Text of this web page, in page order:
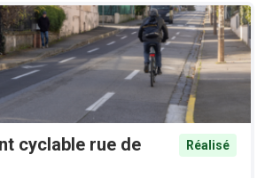
cyclable rue de
Réalisé